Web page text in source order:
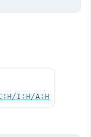
I:H/A:H